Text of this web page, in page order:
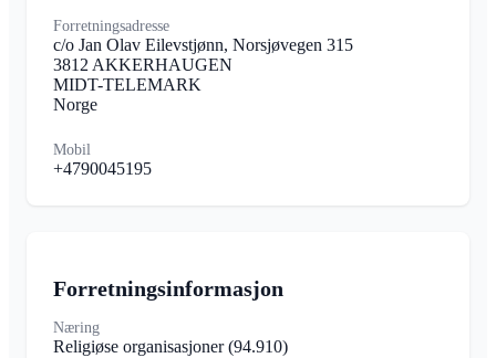
Forretningsadresse
c/o Jan Olav Eilevstjønn, Norsjøvegen 315
3812 AKKERHAUGEN
MIDT-TELEMARK
Norge
Mobil
+4790045195
Forretningsinformasjon
Næring
Religiøse organisasjoner(94.910)